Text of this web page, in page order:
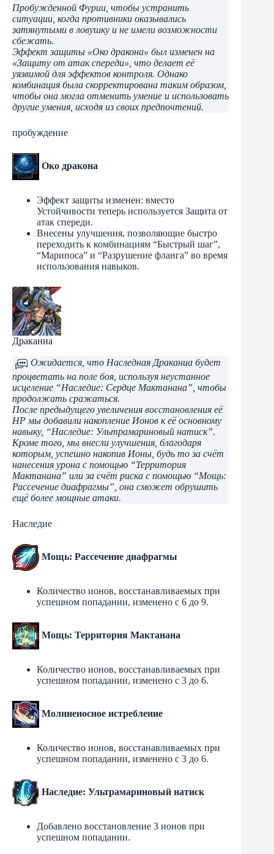
Пробужденной Фурии, чтобы устранить
ситуации, когда противники оказывались
затянутыми в ловушку и не имели возможности
сбежать.
Эффект защиты «Око дракона» был изменен на
«Защиту от атак спереди», что делает её
уязвимой для эффектов контроля. Однако
комбинация была скорректирована таким образом,
чтобы она могла отменить умение и использовать
другие умения, исходя из своих предпочтений.
пробуждение
Око дракона
Эффект защиты изменен: вместо
Устойчивости теперь используется Защита от
атак спереди.
Внесены улучшения, позволяющие быстро
переходить к комбинациям “Быстрый шаг”,
“Марипоса” и “Разрушение фланга” во время
использования навыков.
Драканиа
Ожидается, что Наследная Драканиа будет
процветать на поле боя, используя неустанное
исцеление “Наследие: Сердце Мактанана”, чтобы
продолжать сражаться.
После предыдущего увеличения восстановления её
HP мы добавили накопление Ионов к её основному
навыку, “Наследие: Ультрамариновый натиск”.
Кроме того, мы внесли улучшения, благодаря
которым, успешно накопив Ионы, будь то за счёт
нанесения урона с помощью “Территория
Мактанана” или за счёт риска с помощью “Мощь:
Рассечение диафрагмы”, она сможет обрушить
ещё более мощные атаки.
Наследие
Мощь: Рассечение диафрагмы
Количество ионов, восстанавливаемых при
успешном попадании, изменено с 6 до 9.
Мощь: Территория Мактанана
Количество ионов, восстанавливаемых при
успешном попадании, изменено с 3 до 6.
Молниеносное истребление
Количество ионов, восстанавливаемых при
успешном попадании, изменено с 3 до 6.
Наследие: Ультрамариновый натиск
Добавлено восстановление 3 ионов при
успешном попадании.